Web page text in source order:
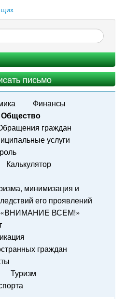
письмо
Финансы
Общество
граждан
услуги
Калькулятор
минимизация и
его проявлений
«ВНИМАНИЕ ВСЕМ!»
граждан
Туризм